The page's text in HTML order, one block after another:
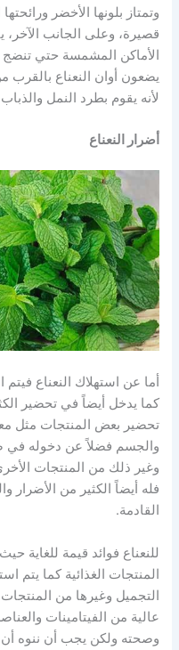
وتمتاز بلونها الأخضر
قصيرة، وعلى الجانب
الأماكن المشمسة حتي تنضج
يضعون أوان النعناع بالقرب
لأنه يقوم بطرد النمل
أضرار النعناع
أما عن استهلاك النعناع
كما يدخل أيضاً في تحضير
تحضير بعض المنتجات مثل
والجسم فضلاً عن دخوله في
وغير ذلك من المنتجات
فله أيضاً الكثير من
القادمة.
للنعناع فوائد قيمة للغاية
المنتجات الغذائية كما يتم
التجميل وغيرها من
عالية من الفيتامينات
وصحته ولكن يجب أن ننوه أن